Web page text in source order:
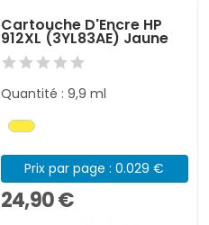
Cartouche D'Encre HP
912XL (3YL83AE) Jaune
Quantité : 9,9 ml
Prix par page : 0.029 €
24,90 €